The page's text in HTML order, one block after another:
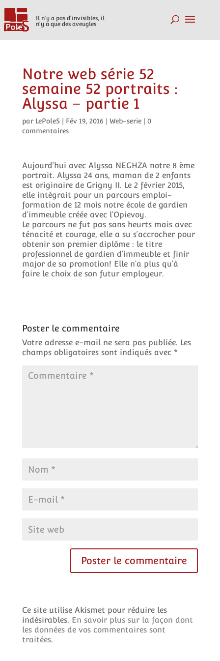
Il n'y a pas d'invisibles, il
n'y a que des aveugles
Notre web série 52
semaine 52 portraits :
Alyssa – partie 1
par LePoleS Fév 19, 2016 Web-serie| 0
commentaires
Aujourd’hui avec Alyssa NEGHZA notre 8 ème
portrait. Alyssa 24 ans, maman de 2 enfants
est originaire de Grigny II. Le 2 février 2015,
elle intégrait pour un parcours emploi-
formation de 12 mois notre école de gardien
d’immeuble créée avec l’Opievoy.
Le parcours ne fut pas sans heurts mais avec
ténacité et courage, elle a su s’accrocher pour
obtenir son premier diplôme : le titre
professionnel de gardien d’immeuble et finir
major de sa promotion! Elle n’a plus qu’à
faire le choix de son futur employeur.
Poster le commentaire
Votre adresse e-mail ne sera pas publiée. Les
champs obligatoires sont indiqués avec *
Ce site utilise Akismet pour réduire les
indésirables. En savoir plus sur la façon dont
les données de vos commentaires sont
traitées.